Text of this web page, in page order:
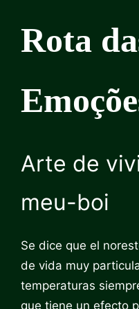
Rota
Arte de
meu-boi
Se dice que el
de vida muy
temperaturas
que tiene un efecto